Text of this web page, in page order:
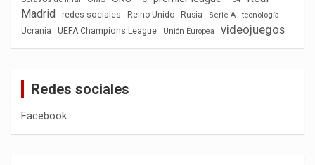
Madrid
redes sociales Reino Unido Rusia Serie A
tecnología
Ucrania
UEFA Champions League Unión Europea videojuegos
Redes sociales
Facebook